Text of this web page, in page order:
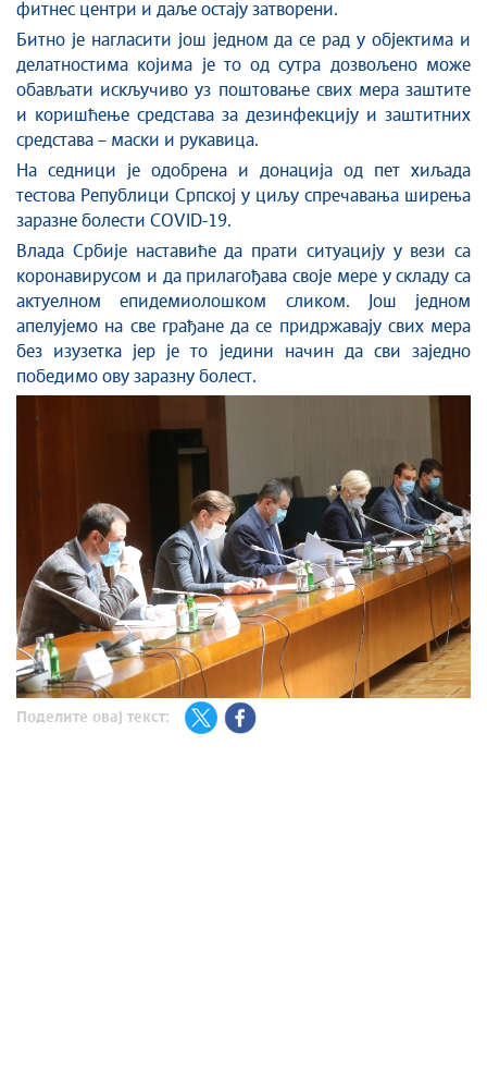
фитнес центри и даље остају затворени.
Битно је нагласити још једном да се рад у објектима и
делатностима којима је то од сутра дозвољено може
обављати искључиво уз поштовање свих мера заштите
и коришћење средстава за дезинфекцију и заштитних
средстава – маски и рукавица.
На седници је одобрена и донација од пет хиљада
тестова Републици Српској у циљу спречавања ширења
заразне болести COVID-19.
Влада Србије наставиће да прати ситуацију у вези са
коронавирусом и да прилагођава своје мере у складу са
актуелном епидемиолошком сликом. Још једном
апелујемо на све грађане да се придржавају свих мера
без изузетка јер је то једини начин да сви заједно
победимо ову заразну болест.
Поделите овај текст: